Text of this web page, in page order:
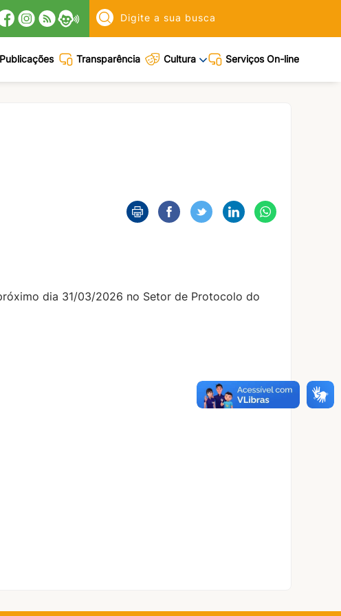
Pesquisar:
Publicações Transparência Cultura Serviços On-line
dia 31/03/2026 no Setor de Protocolo do